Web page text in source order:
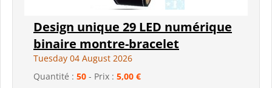
Design unique 29 LED numérique
binaire montre-bracelet
Tuesday 04 August 2026
Quantité : 50 - Prix : 5,00 €